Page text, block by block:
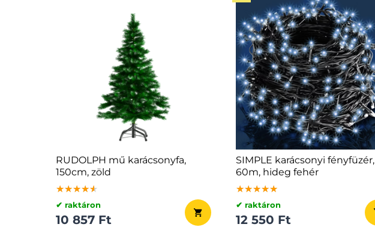
RUDOLPH mű karácsonyfa,
150cm, zöld
★★★★★
★★★★★
★★★★★
✔ raktáron
10 857 Ft
SIMPLE karácsonyi fényfüzér,
60m, hideg fehér
★★★★★
★★★★★
★★★★★
✔ raktáron
12 550 Ft